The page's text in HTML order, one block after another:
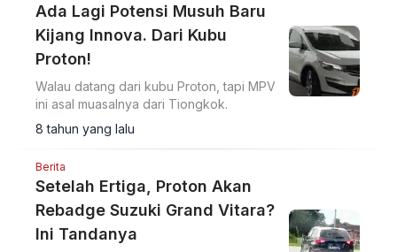
Ada Lagi Potensi Musuh Baru
Kijang Innova. Dari Kubu
Proton!
Walau datang dari kubu Proton, tapi MPV
ini asal muasalnya dari Tiongkok.
8 tahun yang lalu
Berita
Setelah Ertiga, Proton Akan
Rebadge Suzuki Grand Vitara?
Ini Tandanya